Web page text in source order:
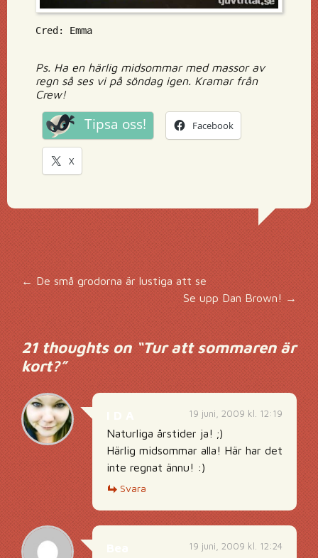
Cred: Emma
Ps. Ha en härlig midsommar med massor av
regn så ses vi på söndag igen. Kramar från
Crew!
Tipsa oss! Facebook
X
Inläggsnavigering
← De små grodorna är lustiga att se
Se upp Dan Brown! →
21 thoughts on “Tur att sommaren är
kort?”
19 juni, 2009 kl. 12:19
Naturliga årstider ja! ;)
Härlig midsommar alla! Här har det
inte regnat ännu! :)
Svara
19 juni, 2009 kl. 12:24